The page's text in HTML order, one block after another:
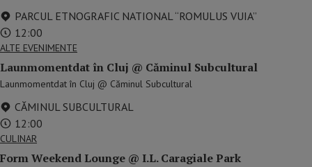
PARCUL ETNOGRAFIC NATIONAL “ROMULUS VUIA”
12:00
ALTE EVENIMENTE
Launmomentdat în Cluj @ Căminul Subcultural
Launmomentdat în Cluj @ Căminul Subcultural
CĂMINUL SUBCULTURAL
12:00
CULINAR
Form Weekend Lounge @ I.L. Caragiale Park